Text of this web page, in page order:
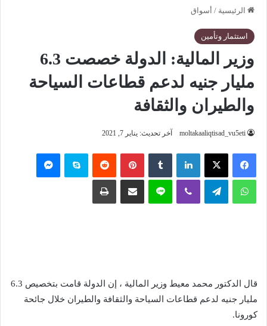
الرئيسية / أسواق
استثمار وتأمين
وزير المالية: الدولة خصصت 6.3
مليار جنيه لدعم قطاعات السياحة
والطيران والثقافة
moltakaaliqtisad_vu5eti آخر تحديث: يناير 7, 2021
فيسبوك ‫X لينكدإن بينتيريست سكايب
واتساب تيلقرام لاين
قال الدكتور محمد معيط وزير المالية ، إن الدولة قامت بتخصيص 6.3
مليار جنيه لدعم قطاعات السياحة والثقافة والطيران خلال جائحة
كورونا.